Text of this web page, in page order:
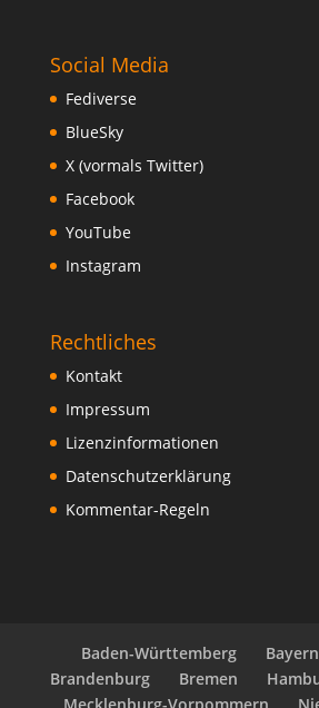
Social Media
Fediverse
BlueSky
X (vormals Twitter)
Facebook
YouTube
Instagram
Rechtliches
Kontakt
Impressum
Lizenzinformationen
Datenschutzerklärung
Kommentar-Regeln
Baden-Württemberg Bayern
Brandenburg
Bremen